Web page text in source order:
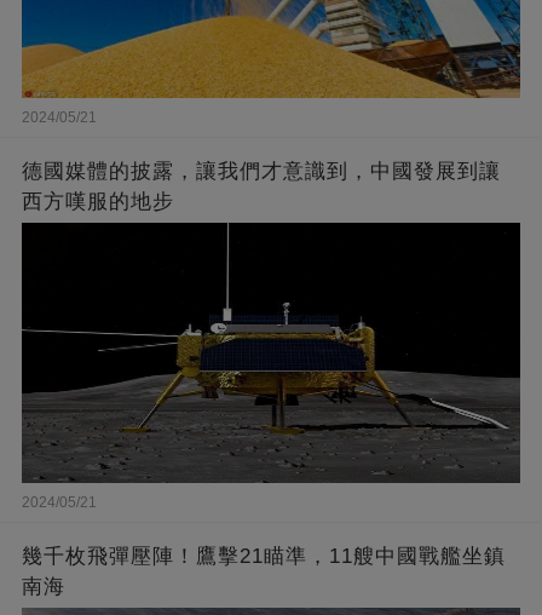
2024/05/21
德國媒體的披露，讓我們才意識到，中國發展到讓
西方嘆服的地步
2024/05/21
幾千枚飛彈壓陣！鷹擊21瞄準，11艘中國戰艦坐鎮
南海